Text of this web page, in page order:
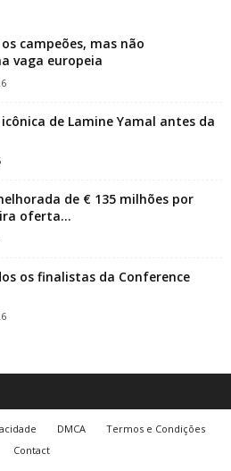
campeões, mas não
vaga europeia
de Lamine Yamal antes da
de € 135 milhões por
oferta...
os finalistas da Conference
DMCA
Termos e Condições
Contact